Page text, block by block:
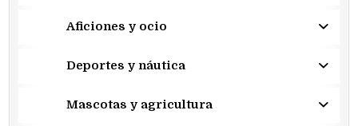
Aficiones y ocio
Deportes y náutica
Mascotas y agricultura